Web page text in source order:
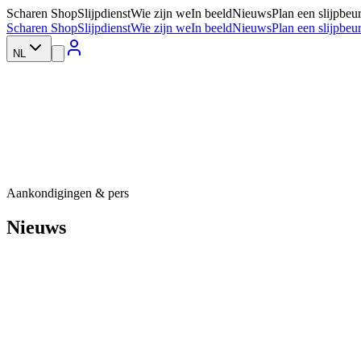
Scharen ShopSlijpdienstWie zijn weIn beeldNieuwsPlan een
Scharen ShopSlijpdienstWie zijn weIn beeldNieuwsPlan een
NL
Aankondigingen & pers
Nieuws